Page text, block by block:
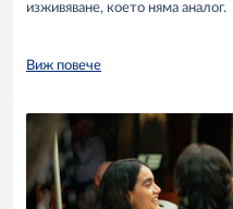
изживяване, което няма аналог.
Виж повече